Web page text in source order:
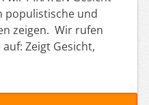
populistische und
zeigen. Wir rufen
Zeigt Gesicht,